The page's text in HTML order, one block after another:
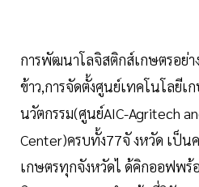
การพัฒนาโลจิสติกส์เกษตรอย่า
ข้าว,การจัดตั้งศูนย์เทคโนโลยีเ
นวัตกรรม(ศูนย์AIC-Agritech
Center)ครบทั้ง77จั งหวัด เป็น
เกษตรทุกจังหวัดไ ด้คิกออฟพร้